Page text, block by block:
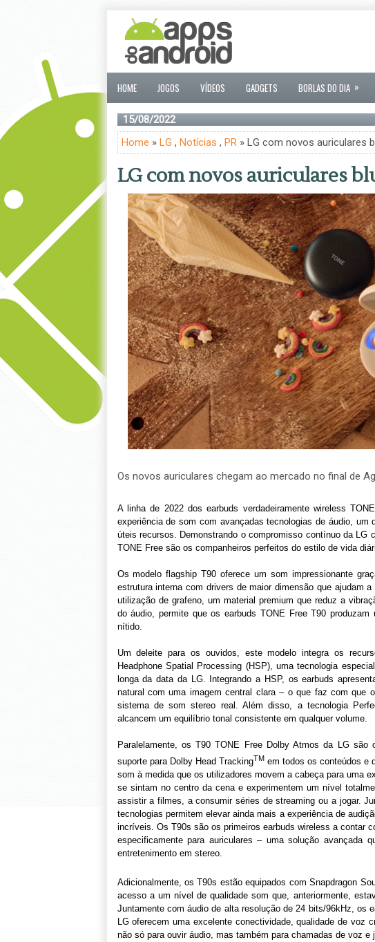
HOME JOGOS VÍDEOS GADGETS BORLAS DO DIA »
15/08/2022
Home » LG , Notícias , PR» LG com novos auriculares
LG com novos auriculares
Os novos auriculares chegam ao mercado no final de
A linha de 2022 dos earbuds verdadeiramente wireless
experiência de som com avançadas tecnologias de áudio,
úteis recursos. Demonstrando o compromisso contínuo da LG
TONE Free são os companheiros perfeitos do estilo de vida
Os modelo flagship T90 oferece um som impressionante
estrutura interna com drivers de maior dimensão que ajudam
utilização de grafeno, um material premium que reduz a
do áudio, permite que os earbuds TONE Free T90
nítido.
Um deleite para os ouvidos, este modelo integra os
Headphone Spatial Processing (HSP), uma tecnologia
longa da data da LG. Integrando a HSP, os earbuds
natural com uma imagem central clara – o que faz com que
sistema de som stereo real. Além disso, a tecnologia
alcancem um equilíbrio tonal consistente em qualquer volume.
Paralelamente, os T90 TONE Free Dolby Atmos da LG são
suporte para Dolby Head TrackingTMem todos os conteúdos e
som à medida que os utilizadores movem a cabeça para uma
se sintam no centro da cena e experimentem um nível
assistir a filmes, a consumir séries de streaming ou a jogar.
tecnologias permitem elevar ainda mais a experiência de
incríveis. Os T90s são os primeiros earbuds wireless a contar
especificamente para auriculares – uma solução avançada
entretenimento em stereo.
Adicionalmente, os T90s estão equipados com Snapdragon
acesso a um nível de qualidade som que, anteriormente,
Juntamente com áudio de alta resolução de 24 bits/96kHz, os
LG oferecem uma excelente conectividade, qualidade de voz
não só para ouvir áudio, mas também para chamadas de voz e